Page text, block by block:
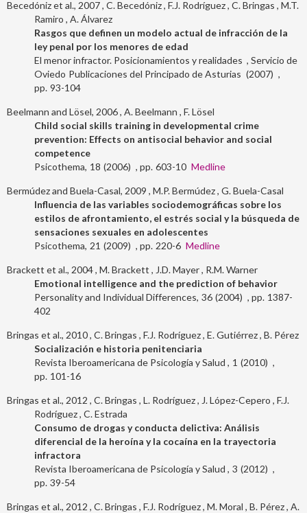
Becedóniz et al., 2007 C. Becedóniz F.J. Rodríguez C. Bringas M.T.
Ramiro A. Álvarez
Rasgos que definen un modelo actual de infracción de la
ley penal por los menores de edad
El menor infractor. Posicionamientos y realidades
Servicio de
Publicaciones del Principado de Asturias
Oviedo
2007
93-104
Beelmann and Lösel, 2006 A. Beelmann F. Lösel
Child social skills training in developmental crime
prevention: Effects on antisocial behavior and social
competence
Psicothema 18 2006 603-10 Medline
Bermúdez and Buela-Casal, 2009 M.P. Bermúdez G. Buela-Casal
Influencia de las variables sociodemográficas sobre los
estilos de afrontamiento, el estrés social y la búsqueda de
sensaciones sexuales en adolescentes
Psicothema 21 2009 220-6 Medline
Brackett et al., 2004 M. Brackett J.D. Mayer R.M. Warner
Emotional intelligence and the prediction of behavior
Personality and Individual Differences 36 2004
1387-
402
Bringas et al., 2010 C. Bringas F.J. Rodríguez E. Gutiérrez B. Pérez
Socialización e historia penitenciaria
Revista Iberoamericana de Psicología y Salud
1
2010
101-16
Bringas et al., 2012 C. Bringas L. Rodríguez J. López-Cepero F.J.
Rodríguez C. Estrada
Consumo de drogas y conducta delictiva: Análisis
diferencial de la heroína y la cocaína en la trayectoria
infractora
Revista Iberoamericana de Psicología y Salud
3 2012
39-54
Bringas et al., 2012 C. Bringas F.J. Rodríguez M. Moral B. Pérez A.